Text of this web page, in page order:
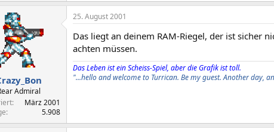
Admiral
März 2001
5.908
25. August 2001
Das liegt an deinem RAM-Riegel, der ist sicher
achten müssen.
Das Leben ist ein Scheiss-Spiel, aber die Grafik ist toll.
"...hello and welcome to Turrican. Be my guest. Another day,